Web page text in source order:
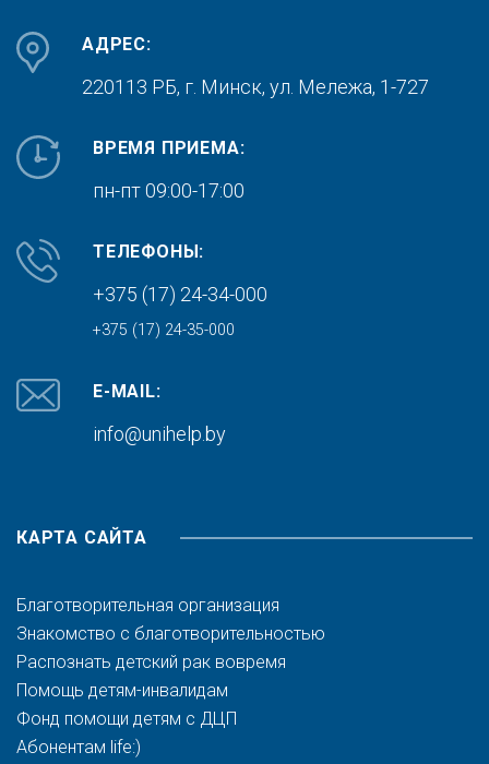
АДРЕС:
220113 РБ, г. Минск, ул. Мележа, 1-727
ВРЕМЯ ПРИЕМА:
пн-пт 09:00-17:00
ТЕЛЕФОНЫ:
+375 (17) 24-34-000
+375 (17) 24-35-000
E-MAIL:
info@unihelp.by
КАРТА САЙТА
Благотворительная организация
Знакомство с благотворительностью
Распознать детский рак вовремя
Помощь детям-инвалидам
Фонд помощи детям с ДЦП
Абонентам life:)